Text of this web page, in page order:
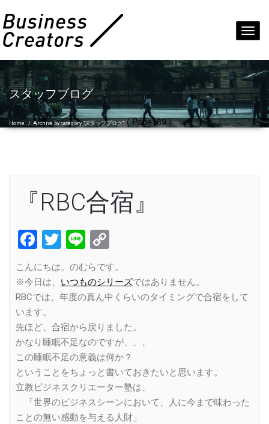
スタッフブログ
Home /Archive by category "スタッフブログ"( Page189 )
『RBC合宿』
Facebook
Twitter
Line
Link
こんにちは。のむらです。
※今日は、 いつものシリーズではありません。
RBCでは、年度の真ん中くらいのタイミングで合宿をして
います。
先ほど、合宿から戻りました。
かなり睡眠不足なのですが、、、
この睡眠不足の意義は何か？
ということをちょっと書いておきたいと思います。
立教ビジネスクリエーター塾は、
「世界のビジネスシーンにおいて、人に今まで味わった
ことの無い感動を与える人財」